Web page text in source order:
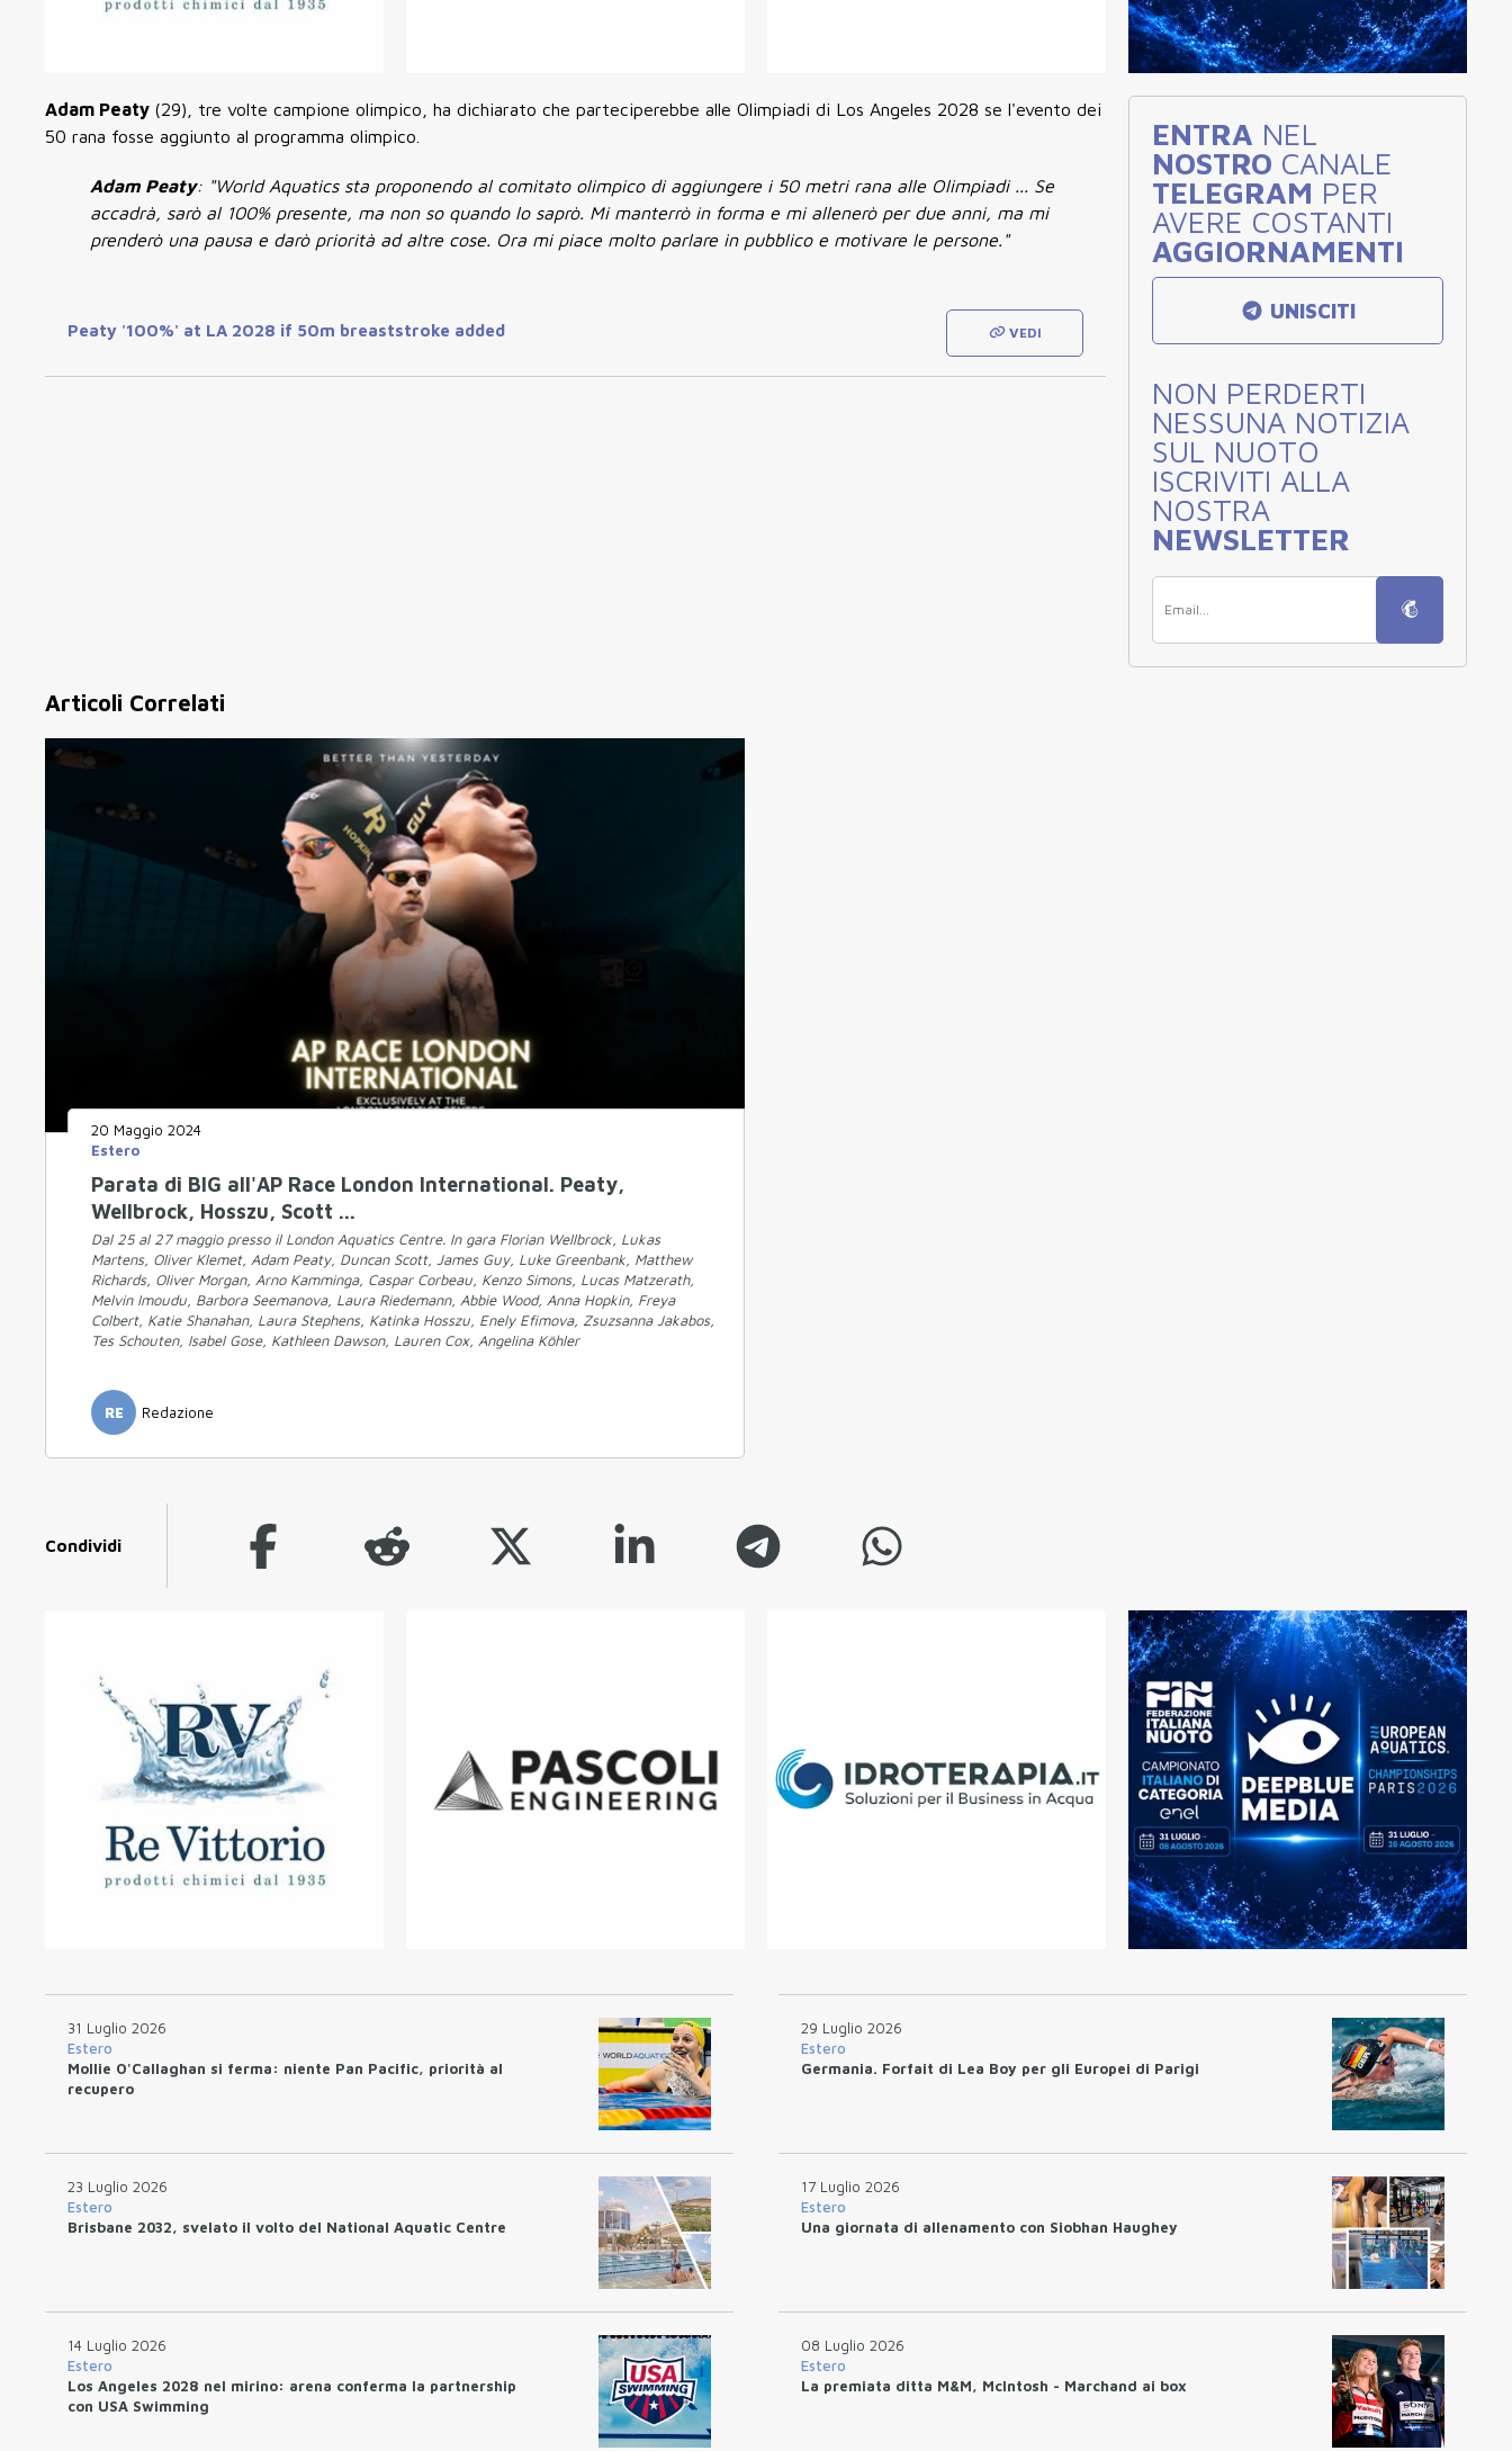
Adam Peaty (29), tre volte campione olimpico, ha dichiarato che parteciperebbe alle Olimpiadi di Los Angeles 2028 se l'evento dei
50 rana fosse aggiunto al programma olimpico.
Adam Peaty: "World Aquatics sta proponendo al comitato olimpico di aggiungere i 50 metri rana alle Olimpiadi ... Se
accadrà, sarò al 100% presente, ma non so quando lo saprò. Mi manterrò in forma e mi allenerò per due anni, ma mi
prenderò una pausa e darò priorità ad altre cose. Ora mi piace molto parlare in pubblico e motivare le persone."
Peaty '100%' at LA 2028 if 50m breaststroke added VEDI
ENTRA NEL
NOSTRO CANALE
TELEGRAM PER
AVERE COSTANTI
AGGIORNAMENTI
UNISCITI
NON PERDERTI
NESSUNA NOTIZIA
SUL NUOTO
ISCRIVITI ALLA
NOSTRA
NEWSLETTER
Articoli Correlati
20 Maggio 2024
Estero
Parata di BIG all'AP Race London International. Peaty,
Wellbrock, Hosszu, Scott ...
Dal 25 al 27 maggio presso il London Aquatics Centre. In gara Florian Wellbrock, Lukas
Martens, Oliver Klemet, Adam Peaty, Duncan Scott, James Guy, Luke Greenbank, Matthew
Richards, Oliver Morgan, Arno Kamminga, Caspar Corbeau, Kenzo Simons, Lucas Matzerath,
Melvin Imoudu, Barbora Seemanova, Laura Riedemann, Abbie Wood, Anna Hopkin, Freya
Colbert, Katie Shanahan, Laura Stephens, Katinka Hosszu, Enely Efimova, Zsuzsanna Jakabos,
Tes Schouten, Isabel Gose, Kathleen Dawson, Lauren Cox, Angelina Köhler
RE Redazione
Condividi
31 Luglio 2026
Estero
Mollie O'Callaghan si ferma: niente Pan Pacific, priorità al
recupero
29 Luglio 2026
Estero
Germania. Forfait di Lea Boy per gli Europei di Parigi
23 Luglio 2026
Estero
Brisbane 2032, svelato il volto del National Aquatic Centre
17 Luglio 2026
Estero
Una giornata di allenamento con Siobhan Haughey
14 Luglio 2026
Estero
Los Angeles 2028 nel mirino: arena conferma la partnership
con USA Swimming
08 Luglio 2026
Estero
La premiata ditta M&M, McIntosh - Marchand ai box